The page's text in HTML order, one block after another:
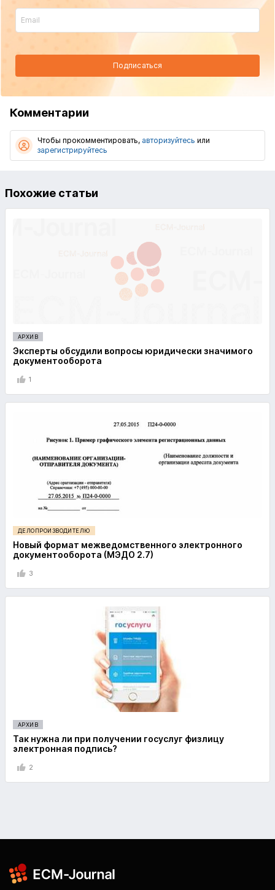
Подписаться
Комментарии
Чтобы прокомментировать, авторизуйтесь или
зарегистрируйтесь
Похожие статьи
АРХИВ
Эксперты обсудили вопросы юридически значимого
документооборота
1
ДЕЛОПРОИЗВОДИТЕЛЮ
Новый формат межведомственного электронного
документооборота (МЭДО 2.7)
3
АРХИВ
Так нужна ли при получении госуслуг физлицу
электронная подпись?
2